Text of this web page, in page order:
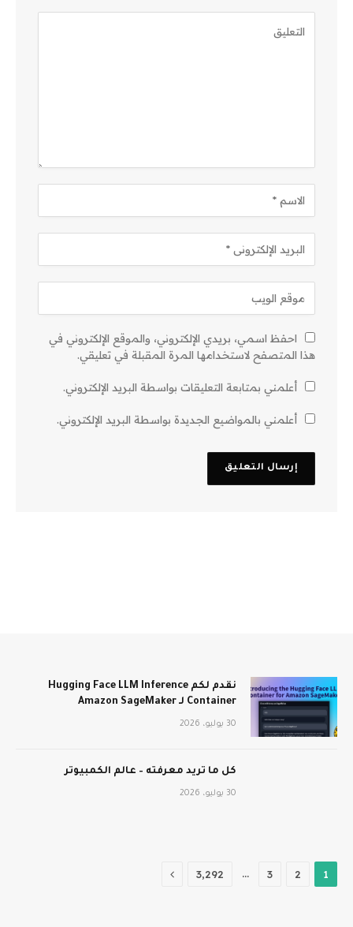
احفظ اسمي، بريدي الإلكتروني، والموقع الإلكتروني في
هذا المتصفح لاستخدامها المرة المقبلة في تعليقي.
أعلمني بمتابعة التعليقات بواسطة البريد الإلكتروني.
أعلمني بالمواضيع الجديدة بواسطة البريد الإلكتروني.
نقدم لكم Hugging Face LLM Inference
Container لـ Amazon SageMaker
30 يوليو، 2026
كل ما تريد معرفته – عالم الكمبيوتر
30 يوليو، 2026
1
2
3
… 3٬292 التالي